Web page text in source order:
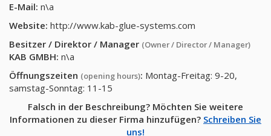
E-Mail: n\a
Website: http://www.kab-glue-systems.com
Besitzer / Direktor / Manager (Owner / Director / Manager)
KAB GMBH: n\a
Öffnungszeiten (opening hours): Montag-Freitag: 9-20,
samstag-Sonntag: 11-15
Falsch in der Beschreibung? Möchten Sie weitere
Informationen zu dieser Firma hinzufügen? Schreiben Sie
uns!